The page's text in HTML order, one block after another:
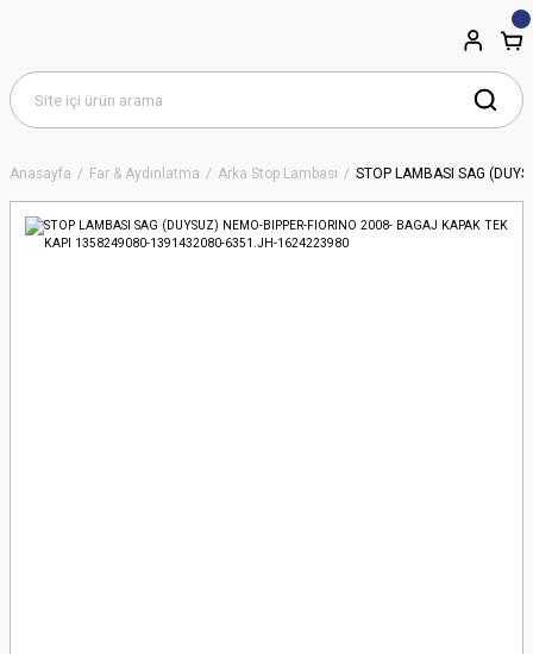
Anasayfa Far & Aydınlatma Arka Stop Lambası STOP LAMBASI SAG